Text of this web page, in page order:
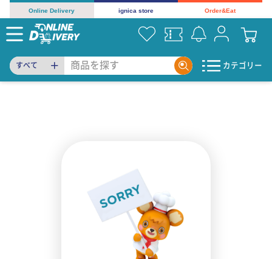
Online Delivery ignica store Order&Eat
すべて カテゴリー